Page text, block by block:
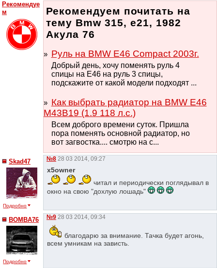
Рекомендуе
м
Рекомендуем почитать на
тему Bmw 315, e21, 1982
Акула 76
Руль на BMW E46 Compact 2003г.
Добрый день, хочу поменять руль 4
спицы на Е46 на руль 3 спицы,
подскажите от какой модели подходят ...
Как выбрать радиатор на BMW E46
M43B19 (1.9 118 л.с.)
Всем доброго времени суток. Пришла
пора поменять основной радиатор, но
вот загвостка.... смотрю на с...
Skad47
Подробно
№8 28 03 2014, 09:27
x5owner
читал и периодически поглядывал в
окно на свою "дохлую лошадь"
BOMBA76
Подробно
№9 28 03 2014, 09:34
благодарю за внимание. Тачка будет агонь,
всем умникам на зависть.